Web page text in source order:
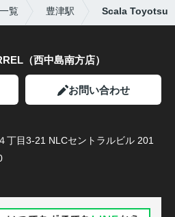
覧 豊津駅 Scala Toyotsu
（西中島南方店）
お問い合わせ
丁目3-21 NLCセントラルビル 201